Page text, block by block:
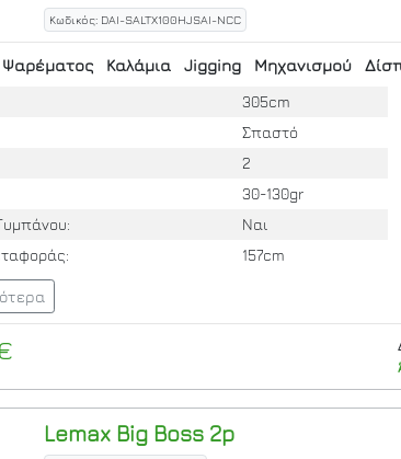
Κωδικός: DAI-SALTX100HJSAI-NCC
Ψαρέματος Καλάμια Jigging Μηχανισμού
305cm
Σπαστό
2
30-130gr
Ναι
157cm
LemaxBig Boss 2p